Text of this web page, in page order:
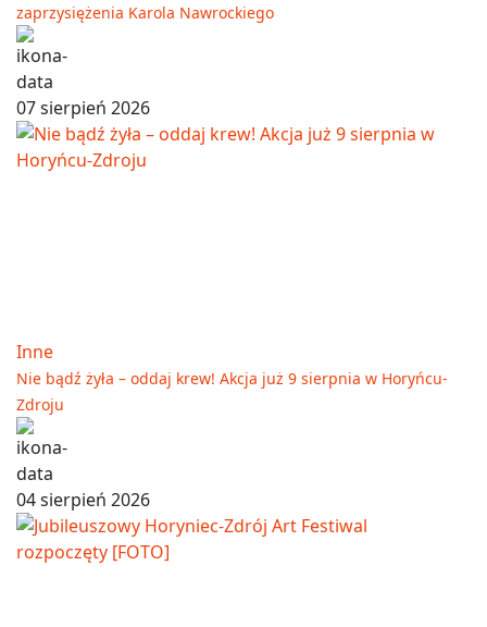
zaprzysiężenia Karola Nawrockiego
07 sierpień 2026
Inne
Nie bądź żyła – oddaj krew! Akcja już 9 sierpnia w Horyńcu-
Zdroju
04 sierpień 2026